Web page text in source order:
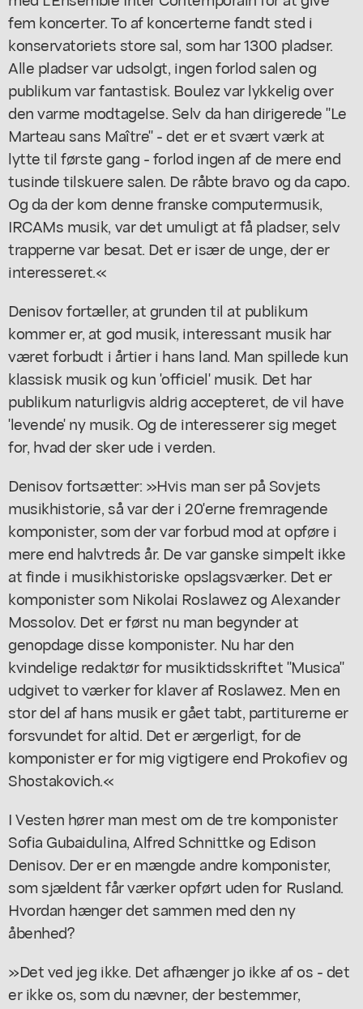
fem koncerter. To af koncerterne fandt sted i
konservatoriets store sal, som har 1300 pladser.
Alle pladser var udsolgt, ingen forlod salen og
publikum var fantastisk. Boulez var lykkelig over
den varme modtagelse. Selv da han dirigerede "Le
Marteau sans Maître" - det er et svært værk at
lytte til første gang - forlod ingen af de mere end
tusinde tilskuere salen. De råbte bravo og da capo.
Og da der kom denne franske computermusik,
IRCAMs musik, var det umuligt at få pladser, selv
trapperne var besat. Det er især de unge, der er
interesseret.«
Denisov fortæller, at grunden til at publikum
kommer er, at god musik, interessant musik har
været forbudt i årtier i hans land. Man spillede kun
klassisk musik og kun 'officiel' musik. Det har
publikum naturligvis aldrig accepteret, de vil have
'levende' ny musik. Og de interesserer sig meget
for, hvad der sker ude i verden.
Denisov fortsætter: »Hvis man ser på Sovjets
musikhistorie, så var der i 20'erne fremragende
komponister, som der var forbud mod at opføre i
mere end halvtreds år. De var ganske simpelt ikke
at finde i musikhistoriske opslagsværker. Det er
komponister som Nikolai Roslawez og Alexander
Mossolov. Det er først nu man begynder at
genopdage disse komponister. Nu har den
kvindelige redaktør for musiktidsskriftet "Musica"
udgivet to værker for klaver af Roslawez. Men en
stor del af hans musik er gået tabt, partiturerne er
forsvundet for altid. Det er ærgerligt, for de
komponister er for mig vigtigere end Prokofiev og
Shostakovich.«
I Vesten hører man mest om de tre komponister
Sofia Gubaidulina, Alfred Schnittke og Edison
Denisov. Der er en mængde andre komponister,
som sjældent får værker opført uden for Rusland.
Hvordan hænger det sammen med den ny
åbenhed?
»Det ved jeg ikke. Det afhænger jo ikke af os - det
er ikke os, som du nævner, der bestemmer,